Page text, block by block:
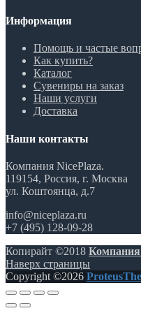
Информация
Помощь и частые
Как купить?
Каталог
Сувениры на заказ
Наши услуги
Доставка
Наши контакты
Компания NicePlaza.
119154, Россия, г. Москва
ул. Коштоянца, д.7
info@niceplaza.ru
+7 (495) 128-09-28
Копирайт ©2018 Компания
Наверх страницы
Copyright ©2026